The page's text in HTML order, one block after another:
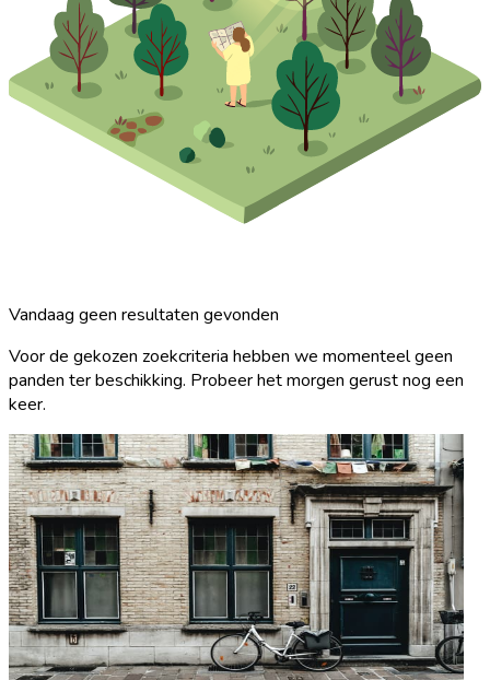
Vandaag geen resultaten gevonden
Voor de gekozen zoekcriteria hebben we momenteel geen
panden ter beschikking. Probeer het morgen gerust nog een
keer.